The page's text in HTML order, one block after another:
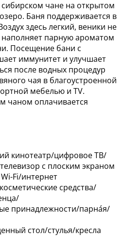
чане на открытом
Баня поддерживается в
здесь легкий, веники не
наполняет парную ароматом
Посещение бани с
иммунитет и улучшает
после водных процедур
чая в благоустроенной
мебелью и TV.
чаном оплачивается
кинотеатр/цифровое ТВ/
с плоским экраном
Fi/интернет
средства/
принадлежности/парна́я/
стол/стулья/кресла